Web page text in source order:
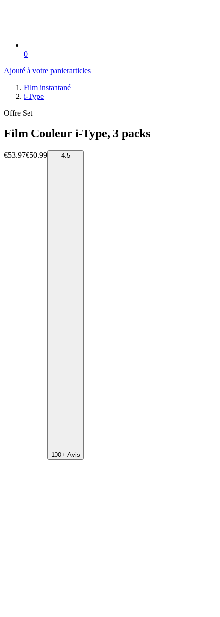
0
Ajouté à votre panierarticles
Film instantané
i-Type
Offre Set
Film Couleur i-Type, 3 packs
€53.97€50.99 4.5
100+ Avis